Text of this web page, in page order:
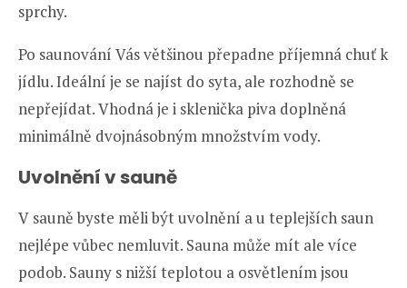
sprchy.
Po saunování Vás většinou přepadne příjemná chuť k
jídlu. Ideální je se najíst do syta, ale rozhodně se
nepřejídat. Vhodná je i sklenička piva doplněná
minimálně dvojnásobným množstvím vody.
Uvolnění v sauně
V sauně byste měli být uvolnění a u teplejších saun
nejlépe vůbec nemluvit. Sauna může mít ale více
podob. Sauny s nižší teplotou a osvětlením jsou